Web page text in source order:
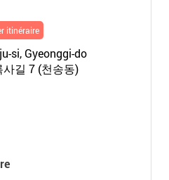
itinéraire
si, Gyeonggi-do
길 7 (천송동)